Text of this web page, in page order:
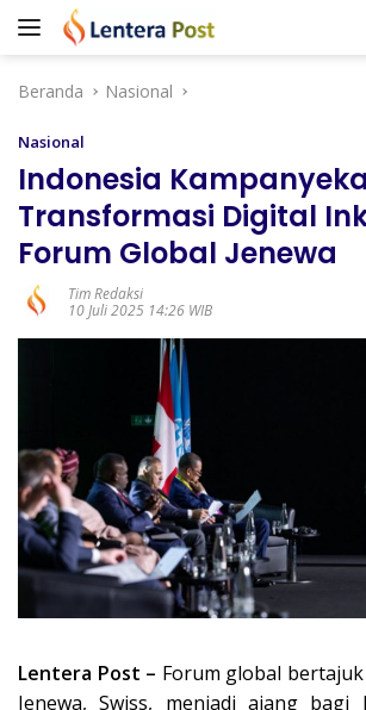
Langsung
Beranda
Nasional
Nasional
Indonesia
Transformasi Digital
Forum Global Jenewa
Tim Redaksi
10 Juli 2025 14:26 WIB
Lentera Post – Forum global
Jenewa, Swiss, menjadi ajang bagi